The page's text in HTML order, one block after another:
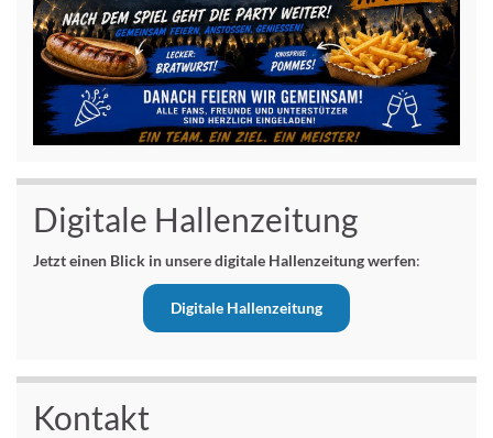
Digitale Hallenzeitung
Jetzt einen Blick in unsere digitale Hallenzeitung werfen:
Digitale Hallenzeitung
Kontakt